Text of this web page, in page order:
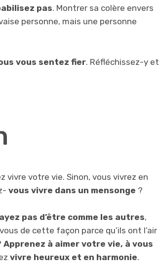
pas. Montrer sa colère envers
personne, mais une personne
vous sentez fier. Réfléchissez-y et
vivre votre vie. Sinon, vous vivrez en
vous vivre dans un mensonge ?
pas d’être comme les autres,
de cette façon parce qu’ils ont l’air
Apprenez à aimer votre vie, à vous
vivre heureux et en harmonie.